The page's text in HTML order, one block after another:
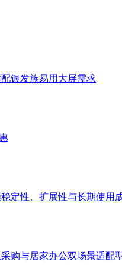
银发族易用大屏需求
定性、扩展性与长期使用
购与居家办公双场景适配